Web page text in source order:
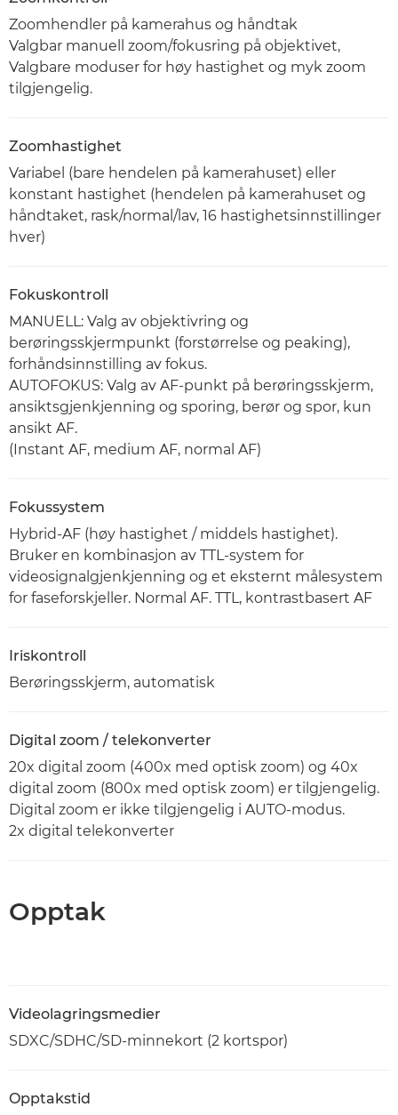
Zoomhendler på kamerahus og håndtak
Valgbar manuell zoom/fokusring på objektivet,
Valgbare moduser for høy hastighet og myk zoom
tilgjengelig.
Zoomhastighet
Variabel (bare hendelen på kamerahuset) eller
konstant hastighet (hendelen på kamerahuset og
håndtaket, rask/normal/lav, 16 hastighetsinnstillinger
hver)
Fokuskontroll
MANUELL: Valg av objektivring og
berøringsskjermpunkt (forstørrelse og peaking),
forhåndsinnstilling av fokus.
AUTOFOKUS: Valg av AF-punkt på berøringsskjerm,
ansiktsgjenkjenning og sporing, berør og spor, kun
ansikt AF.
(Instant AF, medium AF, normal AF)
Fokussystem
Hybrid-AF (høy hastighet / middels hastighet).
Bruker en kombinasjon av TTL-system for
videosignalgjenkjenning og et eksternt målesystem
for faseforskjeller. Normal AF. TTL, kontrastbasert AF
Iriskontroll
Berøringsskjerm, automatisk
Digital zoom / telekonverter
20x digital zoom (400x med optisk zoom) og 40x
digital zoom (800x med optisk zoom) er tilgjengelig.
Digital zoom er ikke tilgjengelig i AUTO-modus.
2x digital telekonverter
Opptak
Videolagringsmedier
SDXC/SDHC/SD-minnekort (2 kortspor)
Opptakstid